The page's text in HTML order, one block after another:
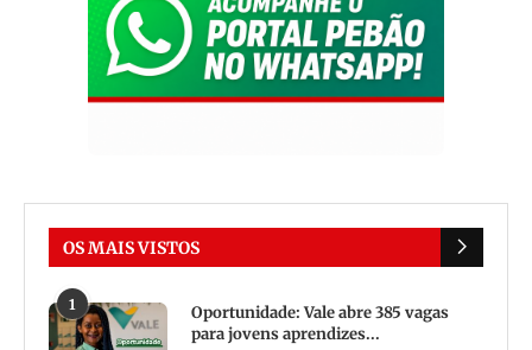
OS MAIS VISTOS
1
Oportunidade: Vale abre 385 vagas
para jovens aprendizes...